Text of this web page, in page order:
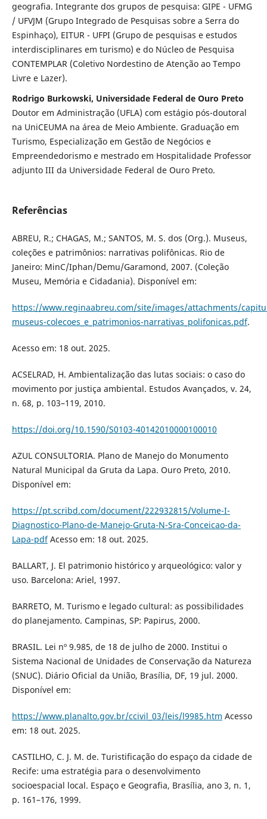
geografia. Integrante dos grupos de pesquisa: GIPE - UFMG
/ UFVJM (Grupo Integrado de Pesquisas sobre a Serra do
Espinhaço), EITUR - UFPI (Grupo de pesquisas e estudos
interdisciplinares em turismo) e do Núcleo de Pesquisa
CONTEMPLAR (Coletivo Nordestino de Atenção ao Tempo
Livre e Lazer).
Rodrigo Burkowski, Universidade Federal de Ouro Preto
Doutor em Administração (UFLA) com estágio pós-doutoral
na UniCEUMA na área de Meio Ambiente. Graduação em
Turismo, Especialização em Gestão de Negócios e
Empreendedorismo e mestrado em Hospitalidade Professor
adjunto III da Universidade Federal de Ouro Preto.
Referências
ABREU, R.; CHAGAS, M.; SANTOS, M. S. dos (Org.). Museus,
coleções e patrimônios: narrativas polifônicas. Rio de
Janeiro: MinC/Iphan/Demu/Garamond, 2007. (Coleção
Museu, Memória e Cidadania). Disponível em:
https://www.reginaabreu.com/site/images/attachments/
museus-colecoes_e_patrimonios-narrativas_polifonicas.pdf.
Acesso em: 18 out. 2025.
ACSELRAD, H. Ambientalização das lutas sociais: o caso do
movimento por justiça ambiental. Estudos Avançados, v. 24,
n. 68, p. 103–119, 2010.
https://doi.org/10.1590/S0103-40142010000100010
AZUL CONSULTORIA. Plano de Manejo do Monumento
Natural Municipal da Gruta da Lapa. Ouro Preto, 2010.
Disponível em:
https://pt.scribd.com/document/222932815/Volume-I-
Diagnostico-Plano-de-Manejo-Gruta-N-Sra-Conceicao-da-
Lapa-pdfAcesso em: 18 out. 2025.
BALLART, J. El patrimonio histórico y arqueológico: valor y
uso. Barcelona: Ariel, 1997.
BARRETO, M. Turismo e legado cultural: as possibilidades
do planejamento. Campinas, SP: Papirus, 2000.
BRASIL. Lei nº 9.985, de 18 de julho de 2000. Institui o
Sistema Nacional de Unidades de Conservação da Natureza
(SNUC). Diário Oficial da União, Brasília, DF, 19 jul. 2000.
Disponível em:
https://www.planalto.gov.br/ccivil_03/leis/l9985.htm Acesso
em: 18 out. 2025.
CASTILHO, C. J. M. de. Turistificação do espaço da cidade de
Recife: uma estratégia para o desenvolvimento
socioespacial local. Espaço e Geografia, Brasília, ano 3, n. 1,
p. 161–176, 1999.